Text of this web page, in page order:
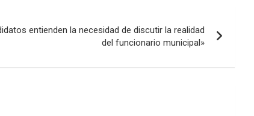
entienden la necesidad de discutir la realidad
del funcionario municipal»